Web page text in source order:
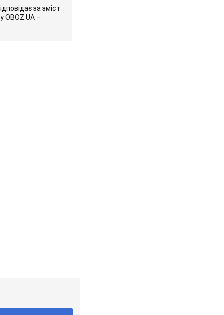
за зміст
OBOZ.UA –